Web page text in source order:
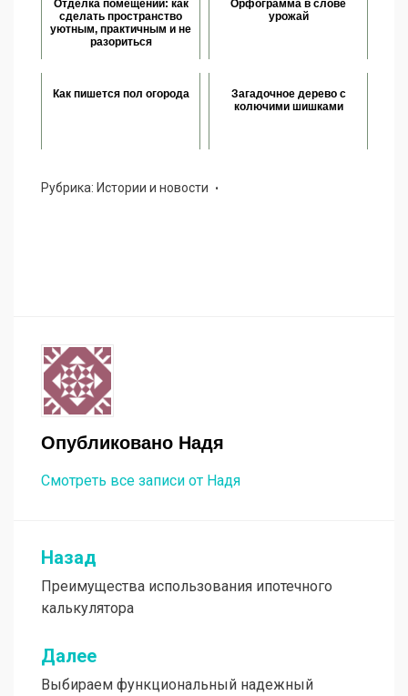
Отделка помещений: как
сделать пространство
уютным, практичным и не
разориться
Орфограмма в слове
урожай
Как пишется пол огорода
Загадочное дерево с
колючими шишками
Рубрика: Истории и новости
Опубликовано Надя
Смотреть все записи от Надя
Навигация
по
записям
Назад
Преимущества использования ипотечного
калькулятора
Далее
Выбираем функциональный надежный